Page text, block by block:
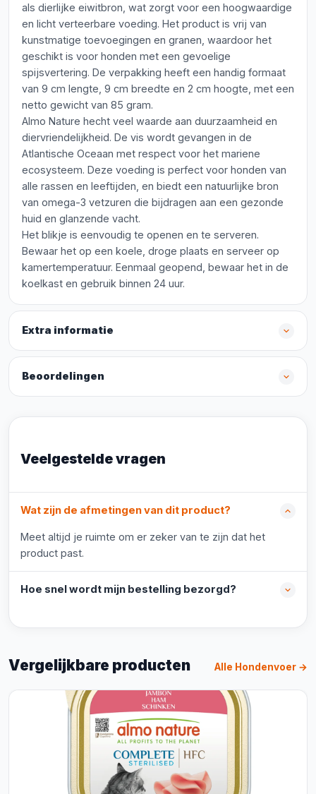
als dierlijke eiwitbron, wat zorgt voor een hoogwaardige
en licht verteerbare voeding. Het product is vrij van
kunstmatige toevoegingen en granen, waardoor het
geschikt is voor honden met een gevoelige
spijsvertering. De verpakking heeft een handig formaat
van 9 cm lengte, 9 cm breedte en 2 cm hoogte, met een
netto gewicht van 85 gram.
Almo Nature hecht veel waarde aan duurzaamheid en
diervriendelijkheid. De vis wordt gevangen in de
Atlantische Oceaan met respect voor het mariene
ecosysteem. Deze voeding is perfect voor honden van
alle rassen en leeftijden, en biedt een natuurlijke bron
van omega-3 vetzuren die bijdragen aan een gezonde
huid en glanzende vacht.
Het blikje is eenvoudig te openen en te serveren.
Bewaar het op een koele, droge plaats en serveer op
kamertemperatuur. Eenmaal geopend, bewaar het in de
koelkast en gebruik binnen 24 uur.
Extra informatie
Beoordelingen
Veelgestelde vragen
Wat zijn de afmetingen van dit product?
Meet altijd je ruimte om er zeker van te zijn dat het
product past.
Hoe snel wordt mijn bestelling bezorgd?
Vergelijkbare producten Alle Hondenvoer →